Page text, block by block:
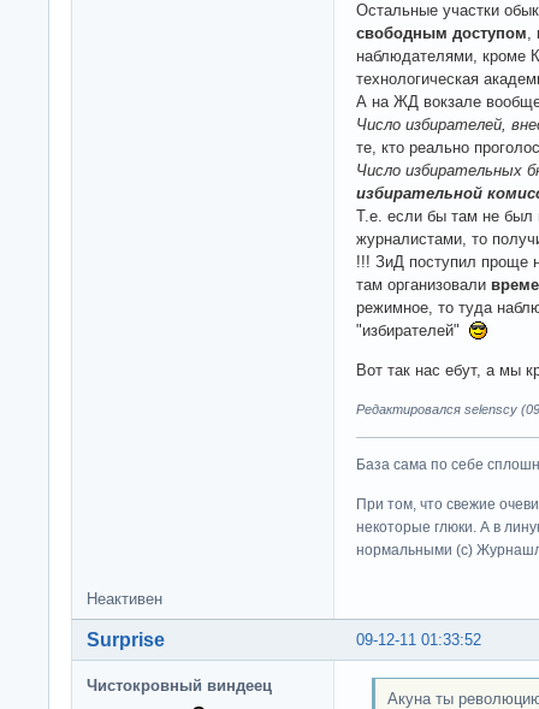
Остальные участки
свободным доступом,
наблюдателями, кроме
технологическая
А на ЖД вокзале
Число избирателей,
те, кто реально
Число избирательных
избирательной
Т.е. если бы там не был
журналистами, то
!!! ЗиД поступил проще
там организовали
режимное, то туда
"избирателей"
Вот так нас ебут, а мы
Редактировался selenscy
База сама по себе
При том, что свежие
некоторые глюки. А в
нормальными (c)
Неактивен
09-12-11 01:33:52
Surprise
Чистокровный виндеец
Акуна ты